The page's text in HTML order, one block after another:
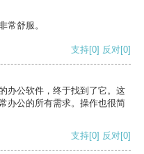
常舒服。
支持[0] 反对[0]
办公软件，终于找到了它。这
办公的所有需求。操作也很简
支持[0] 反对[0]